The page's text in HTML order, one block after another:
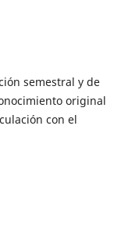
semestral y de
original
con el